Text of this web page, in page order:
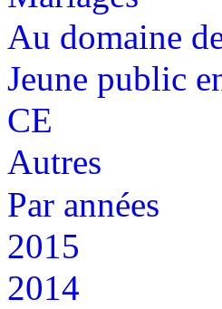
Au domaine
Jeune public
CE
Autres
Par années
2015
2014